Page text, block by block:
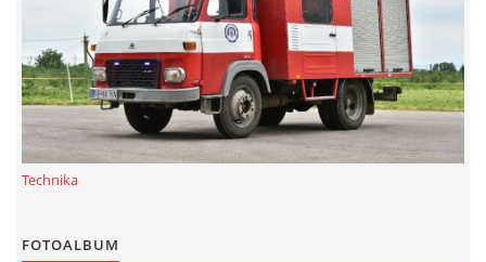
© 2026 eStránky.sk| Aktualizované 22. 7. 2026|Hore ↑
Technika
FOTOALBUM